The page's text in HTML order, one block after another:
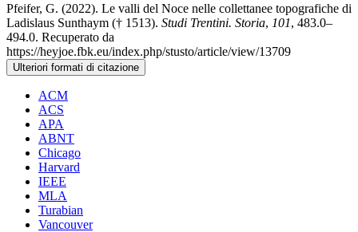
Pfeifer, G. (2022). Le valli del Noce nelle collettanee topografiche di
Ladislaus Sunthaym († 1513). Studi Trentini. Storia, 101, 483.0–
494.0. Recuperato da
https://heyjoe.fbk.eu/index.php/stusto/article/view/13709
Ulteriori formati di citazione
ACM
ACS
APA
ABNT
Chicago
Harvard
IEEE
MLA
Turabian
Vancouver